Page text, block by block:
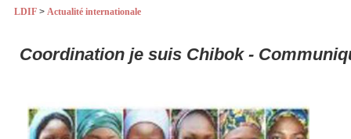
LDIF > Actualité internationale
Coordination je suis Chibok -